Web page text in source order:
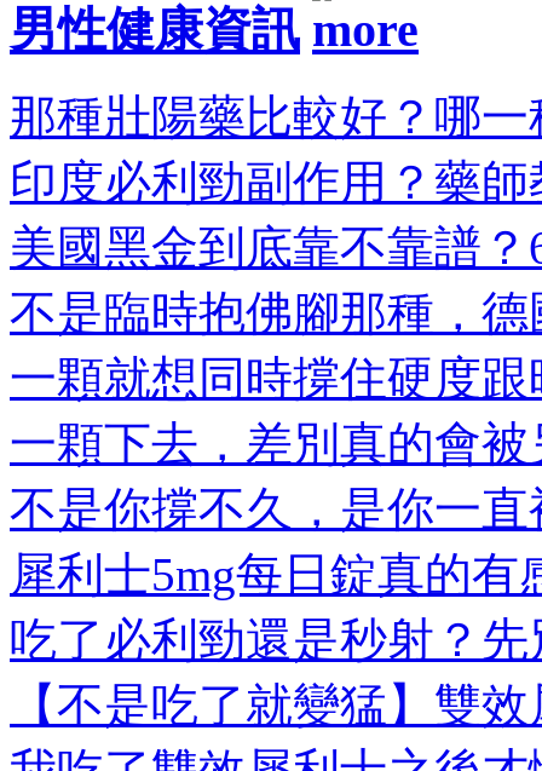
男性健康資訊
那種壯陽藥比較好？哪
印度必利勁副作用？藥
美國黑金到底靠不靠譜？
不是臨時抱佛腳那種，
一顆就想同時撐住硬度
一顆下去，差別真的會
不是你撐不久，是你一
犀利士5mg每日錠真的有
吃了必利勁還是秒射？
【不是吃了就變猛】雙